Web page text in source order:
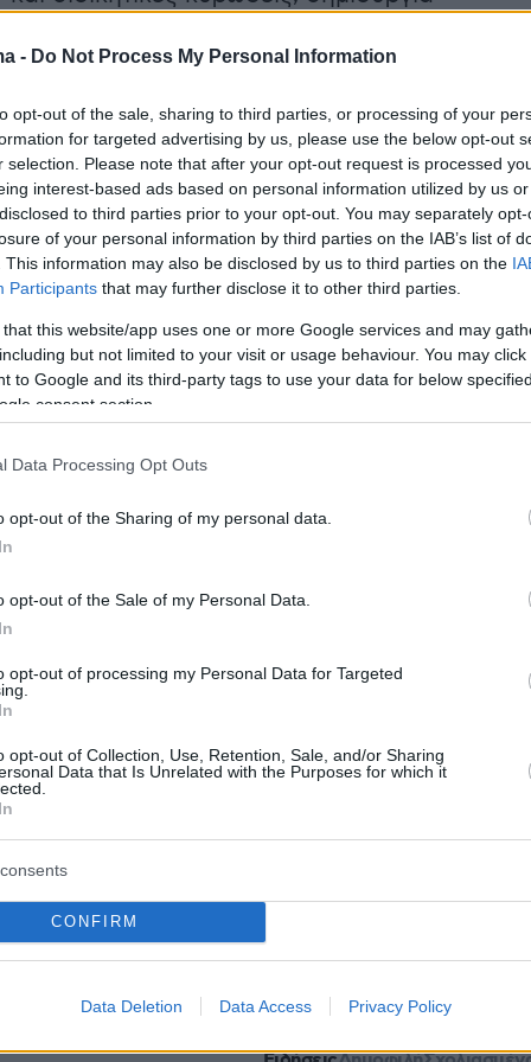
- Do Not Process My Personal Information
opt-out of the sale, sharing to third parties, or processing of your
for targeted advertising by us, please use the below opt-out
selection. Please note that after your opt-out request is processed
interest-based ads based on personal information utilized by us
to third parties prior to your opt-out. You may separately
of your personal information by third parties on the IAB’s list of
This information may also be disclosed by us to third parties on the
Participants that may further disclose it to other third parties.
that this website/app uses one or more Google services and may
but not limited to your visit or usage behaviour. You may
to Google and its third-party tags to use your data for below
consent section.
Data Processing Opt Outs
opt-out of the Sharing of my personal data.
opt-out of the Sale of my Personal Data.
opt-out of processing my Personal Data for Targeted
opt-out of Collection, Use, Retention, Sale, and/or Sharing
Data that Is Unrelated with the Purposes for which it
CONFIRM
Data Deletion Data Access Privacy Policy
να είναι στα γραφεία των ΠΑΕ, ΚΑΕ και
σωματείων, προκειμένου να είναι υπό
των ομάδων. Κάτι ωστόσο που δημιουργεί
καθώς αυτό σημαίνει ότι θα υπάρχουν μόνο
των ομάδων. Για παράδειγμα ο Ολυμπιακός θα
μάξιμουμ τρεις στον Πειραιά που είναι τα
γραφεία και δεν θα έχει στην επαρχία.
την συνομιλία με Πούτιν: Ερχονται τα
την Ουκρανία
δεύτερος γύρος διαπραγματεύσεων μεταξύ
Ειδήσεις
στοProtothema.gr